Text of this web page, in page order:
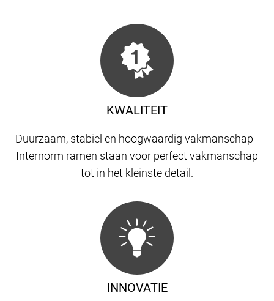
KWALITEIT
Duurzaam, stabiel en hoogwaardig vakmanschap -
Internorm ramen staan ​​voor perfect vakmanschap
tot in het kleinste detail.
INNOVATIE